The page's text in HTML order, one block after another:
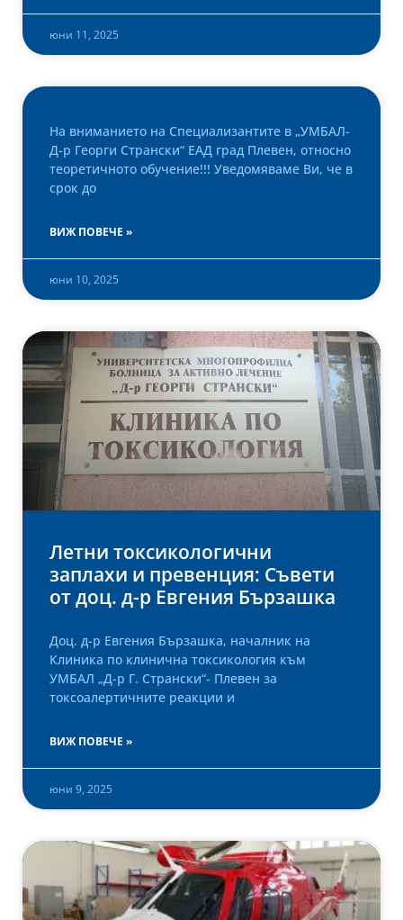
юни 11, 2025
На вниманието на Специализантите в „УМБАЛ-
Д-р Георги Странски“ ЕАД град Плевен, относно
теоретичното обучение!!! Уведомяваме Ви, че в
срок до
ВИЖ ПОВЕЧЕ »
юни 10, 2025
Летни токсикологични
заплахи и превенция: Съвети
от доц. д-р Евгения Бързашка
Доц. д-р Евгения Бързашка, началник на
Клиника по клинична токсикология към
УМБАЛ „Д-р Г. Странски“- Плевен за
токсоалертичните реакции и
ВИЖ ПОВЕЧЕ »
юни 9, 2025